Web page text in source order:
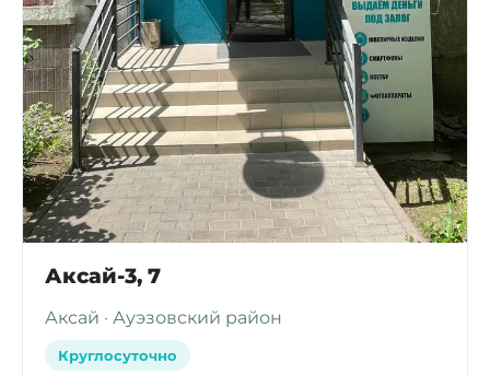
Аксай-3, 7
Аксай · Ауэзовский район
Круглосуточно